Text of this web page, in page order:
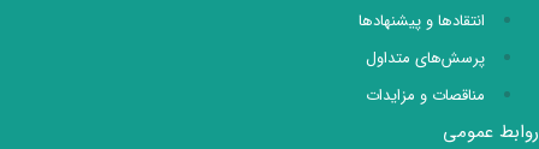
انتقادها و پیشنهادها
پرسش‌های متداول
مناقصات و مزایدات
روابط عمومی